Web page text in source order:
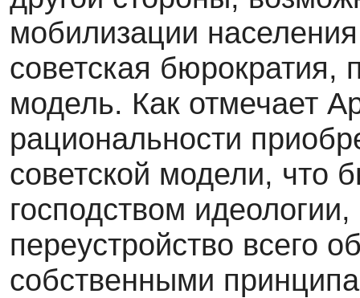
мобилизации
советская бюрократия,
модель. Как отмечает
рациональности
советской модели, что
господством
переустройство всего
собственными